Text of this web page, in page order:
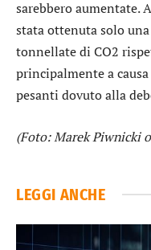
sarebbero aumentate.
stata ottenuta solo
tonnellate di CO2
principalmente a
pesanti dovuto alla
(Foto: Marek Piwnicki
LEGGI ANCHE